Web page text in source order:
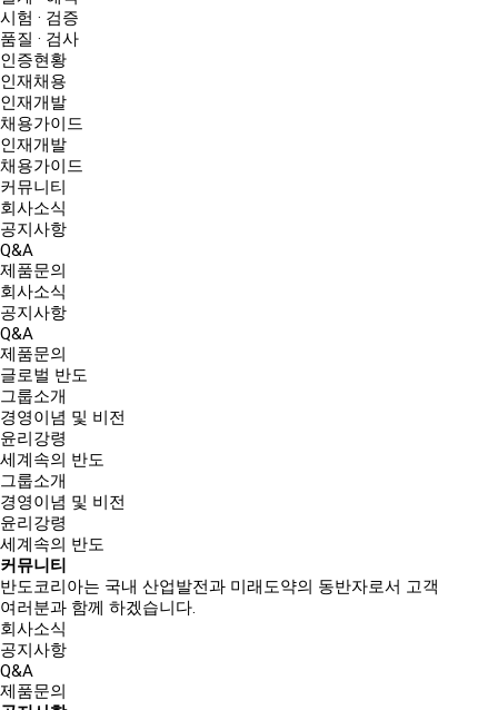
시험 · 검증
품질 · 검사
인증현황
인재채용
인재개발
채용가이드
인재개발
채용가이드
커뮤니티
회사소식
공지사항
Q&A
제품문의
회사소식
공지사항
Q&A
제품문의
글로벌 반도
그룹소개
경영이념 및 비전
윤리강령
세계속의 반도
그룹소개
경영이념 및 비전
윤리강령
세계속의 반도
커뮤니티
반도코리아는 국내 산업발전과 미래도약의 동반자로서 고객
여러분과 함께 하겠습니다.
회사소식
공지사항
Q&A
제품문의